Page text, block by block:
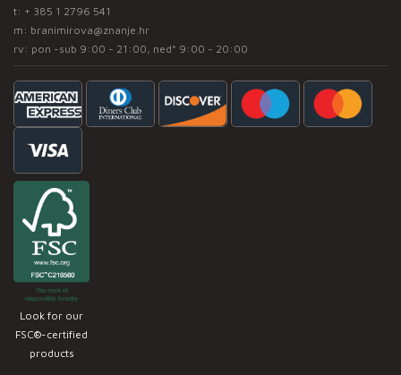
t: + 385 1 2796 541
m: branimirova@znanje.hr
rv: pon -sub 9:00 - 21:00, ned* 9:00 - 20:00
Look for our
FSC®-certified
products